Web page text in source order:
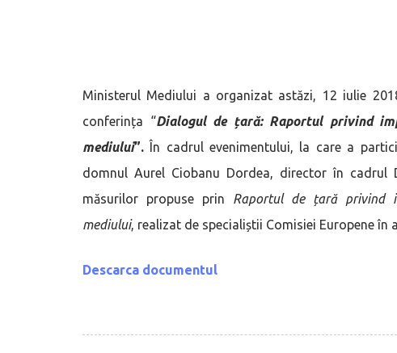
Ministerul Mediului a organizat astăzi, 12 iulie
conferința “Dialogul de țară: Raportul privind
mediului”. În cadrul evenimentului, la care a
domnul Aurel Ciobanu Dordea, director în
măsurilor propuse prin Raportul de țară privind
mediului, realizat de specialiștii Comisiei Europene în
Descarca documentul